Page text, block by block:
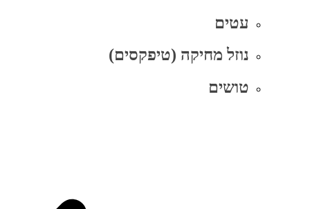
עטים
נוזל מחיקה (טיפקסים)
טושים